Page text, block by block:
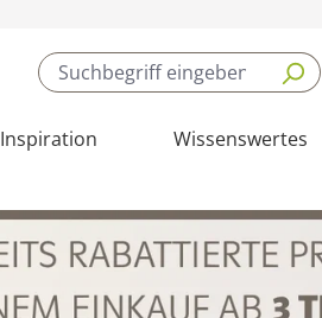
Inspiration
Wissenswertes